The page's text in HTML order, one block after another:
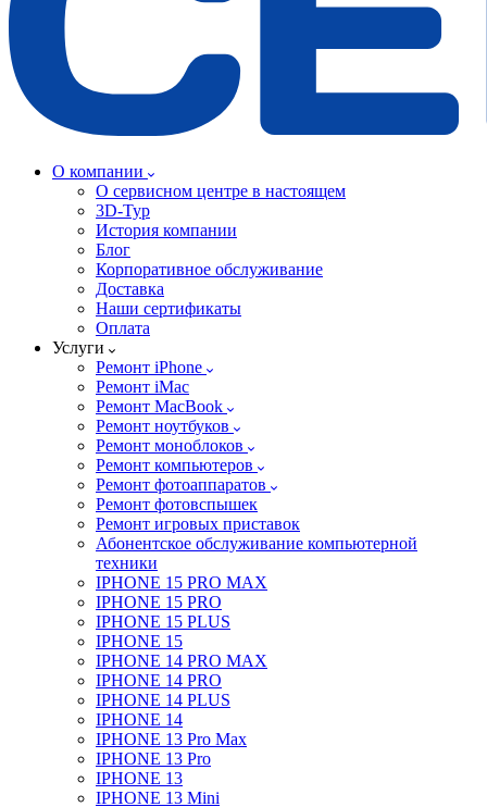
О компании
О сервисном центре в настоящем
3D-Тур
История компании
Блог
Корпоративное обслуживание
Доставка
Наши сертификаты
Оплата
Услуги
Ремонт iPhone
Ремонт iMac
Ремонт MacBook
Ремонт ноутбуков
Ремонт моноблоков
Ремонт компьютеров
Ремонт фотоаппаратов
Ремонт фотовспышек
Ремонт игровых приставок
Абонентское обслуживание компьютерной
техники
IPHONE 15 PRO MAX
IPHONE 15 PRO
IPHONE 15 PLUS
IPHONE 15
IPHONE 14 PRO MAX
IPHONE 14 PRO
IPHONE 14 PLUS
IPHONE 14
IPHONE 13 Pro Max
IPHONE 13 Pro
IPHONE 13
IPHONE 13 Mini